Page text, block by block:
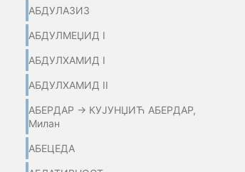
АБДУЛАЗИЗ
АБДУЛМЕЏИД I
АБДУЛХАМИД I
АБДУЛХАМИД II
АБЕРДАР → КУЈУНЏИЋ АБЕРДАР,
Милан
АБЕЦЕДА